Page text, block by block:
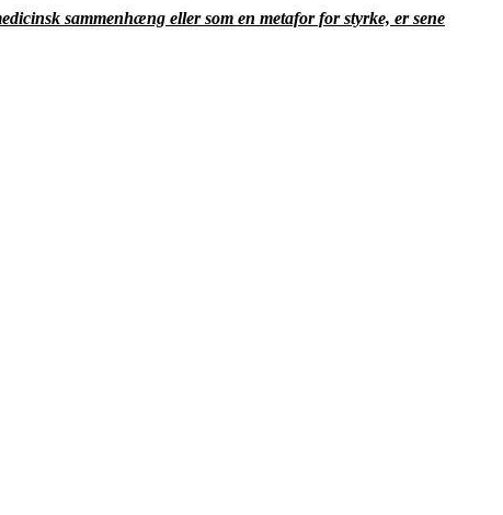
sammenhæng eller som en metafor for styrke, er sene